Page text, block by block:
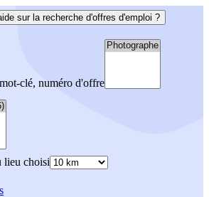
sur la recherche d'offres d'emploi ?
clé, numéro d'offre
lieu choisi